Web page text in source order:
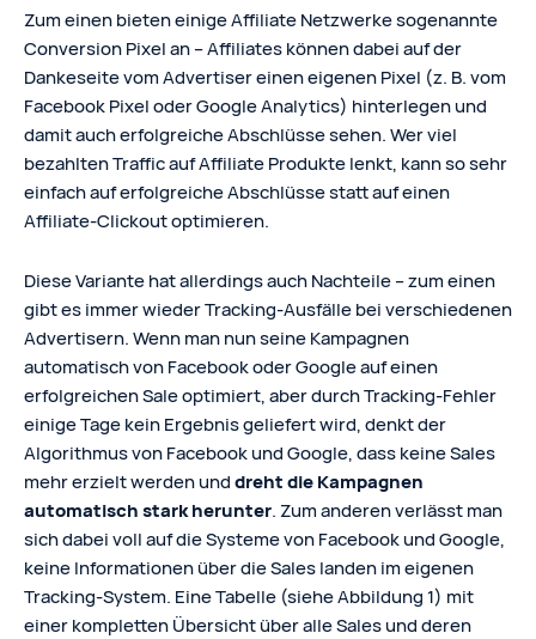
Zum einen bieten einige Affiliate Netzwerke sogenannte
Conversion Pixel an – Affiliates können dabei auf der
Dankeseite vom Advertiser einen eigenen Pixel (z. B. vom
Facebook Pixel oder Google Analytics) hinterlegen und
damit auch erfolgreiche Abschlüsse sehen. Wer viel
bezahlten Traffic auf Affiliate Produkte lenkt, kann so sehr
einfach auf erfolgreiche Abschlüsse statt auf einen
Affiliate-Clickout optimieren.
Diese Variante hat allerdings auch Nachteile – zum einen
gibt es immer wieder Tracking-Ausfälle bei verschiedenen
Advertisern. Wenn man nun seine Kampagnen
automatisch von Facebook oder Google auf einen
erfolgreichen Sale optimiert, aber durch Tracking-Fehler
einige Tage kein Ergebnis geliefert wird, denkt der
Algorithmus von Facebook und Google, dass keine Sales
mehr erzielt werden unddreht die Kampagnen
automatisch stark herunter. Zum anderen verlässt man
sich dabei voll auf die Systeme von Facebook und Google,
keine Informationen über die Sales landen im eigenen
Tracking-System. Eine Tabelle (siehe Abbildung 1) mit
einer kompletten Übersicht über alle Sales und deren